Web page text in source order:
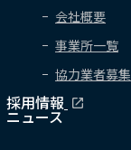
会社概要
事業所一覧
協力業者募集
採用情報
ニュース